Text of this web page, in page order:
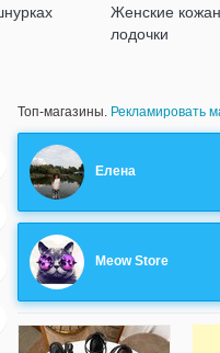
Женские
лодочки
Топ-магазины. Рекламировать
Елена
Meow Store